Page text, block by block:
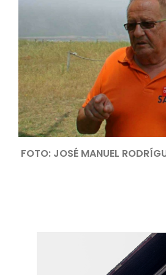
FOTO: JOSÉ MANUEL